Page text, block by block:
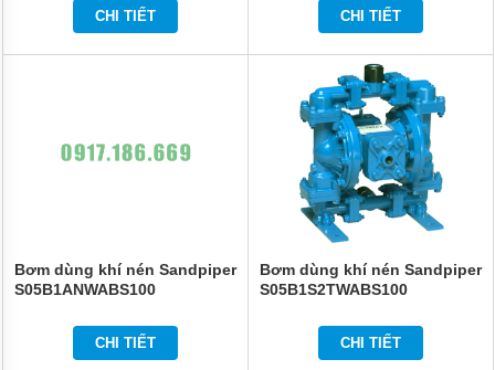
CHI TIẾT CHI TIẾT
Bơm dùng khí nén Sandpiper
S05B1ANWABS100
CHI TIẾT
Bơm dùng khí nén Sandpiper
S05B1S2TWABS100
CHI TIẾT